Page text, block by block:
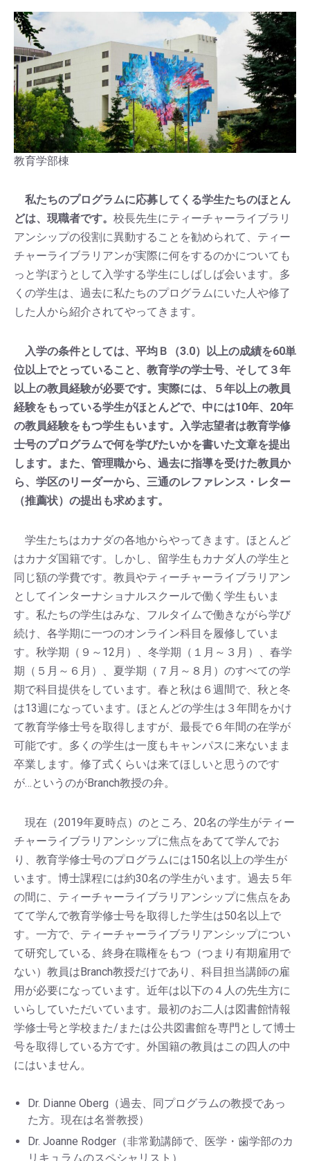
教育学部棟
私たちのプログラムに応募してくる学生たちのほとん
どは、現職者です。 校長先生にティーチャーライブラリ
アンシップの役割に異動することを勧められて、ティー
チャーライブラリアンが実際に何をするのかについても
っと学ぼうとして入学する学生にしばしば会います。多
くの学生は、過去に私たちのプログラムにいた人や修了
した人から紹介されてやってきます。
入学の条件としては、平均Ｂ（3.0）以上の成績を60単
位以上でとっていること、教育学の学士号、そして３年
以上の教員経験が必要です。実際には、５年以上の教員
経験をもっている学生がほとんどで、中には10年、20年
の教員経験をもつ学生もいます。入学志望者は教育学修
士号のプログラムで何を学びたいかを書いた文章を提出
します。また、管理職から、過去に指導を受けた教員か
ら、学区のリーダーから、三通のレファレンス・レター
（推薦状）の提出も求めます。
学生たちはカナダの各地からやってきます。ほとんど
はカナダ国籍です。しかし、留学生もカナダ人の学生と
同じ額の学費です。教員やティーチャーライブラリアン
としてインターナショナルスクールで働く学生もいま
す。私たちの学生はみな、フルタイムで働きながら学び
続け、各学期に一つのオンライン科目を履修していま
す。秋学期（９～12月）、冬学期（１月～３月）、春学
期（５月～６月）、夏学期（７月～８月）のすべての学
期で科目提供をしています。春と秋は６週間で、秋と冬
は13週になっています。ほとんどの学生は３年間をかけ
て教育学修士号を取得しますが、最長で６年間の在学が
可能です。多くの学生は一度もキャンパスに来ないまま
卒業します。修了式くらいは来てほしいと思うのです
が…というのがBranch教授の弁。
現在（2019年夏時点）のところ、20名の学生がティー
チャーライブラリアンシップに焦点をあてて学んでお
り、教育学修士号のプログラムには150名以上の学生が
います。博士課程には約30名の学生がいます。過去５年
の間に、ティーチャーライブラリアンシップに焦点をあ
てて学んで教育学修士号を取得した学生は50名以上で
す。一方で、ティーチャーライブラリアンシップについ
て研究している、終身在職権をもつ（つまり有期雇用で
ない）教員はBranch教授だけであり、科目担当講師の雇
用が必要になっています。近年は以下の４人の先生方に
いらしていただいています。最初のお二人は図書館情報
学修士号と学校また/または公共図書館を専門として博士
号を取得している方です。外国籍の教員はこの四人の中
にはいません。
Dr. Dianne Oberg（過去、同プログラムの教授であっ
た方。現在は名誉教授）
Dr. Joanne Rodger（非常勤講師で、医学・歯学部のカ
リキュラムのスペシャリスト）